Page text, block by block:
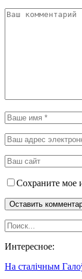
Сохраните мое
Интересное:
На сталічным